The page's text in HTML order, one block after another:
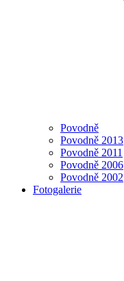
Povodně
Povodně 2013
Povodně 2011
Povodně 2006
Povodně 2002
Fotogalerie